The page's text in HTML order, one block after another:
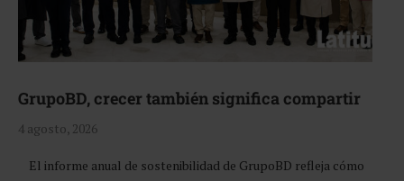
GrupoBD, crecer también significa compartir
4 agosto, 2026
El informe anual de sostenibilidad de GrupoBD refleja cómo